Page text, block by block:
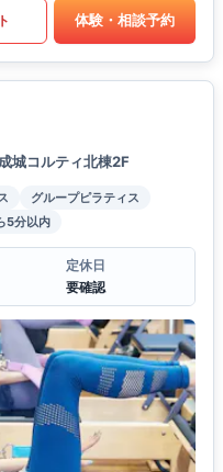
体験・相談予約
城コルティ北棟2F
グループピラティス
5分以内
定休日
要確認